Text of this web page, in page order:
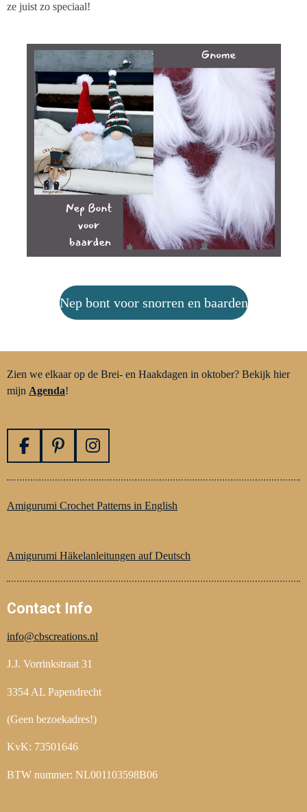
ze juist zo speciaal!
Nep bont voor snorren en baarden
Zien we elkaar op de Brei- en Haakdagen in oktober? Bekijk hier
mijn Agenda!
F
c
e
o
P
n
t
e
t
I
s
t
r
m
Amigurumi Crochet Patterns in English
Amigurumi Häkelanleitungen auf Deutsch
Contact Info
info@cbscreations.nl
J.J. Vorrinkstraat 31
3354 AL Papendrecht
(Geen bezoekadres!)
KvK: 73501646
BTW nummer: NL001103598B06